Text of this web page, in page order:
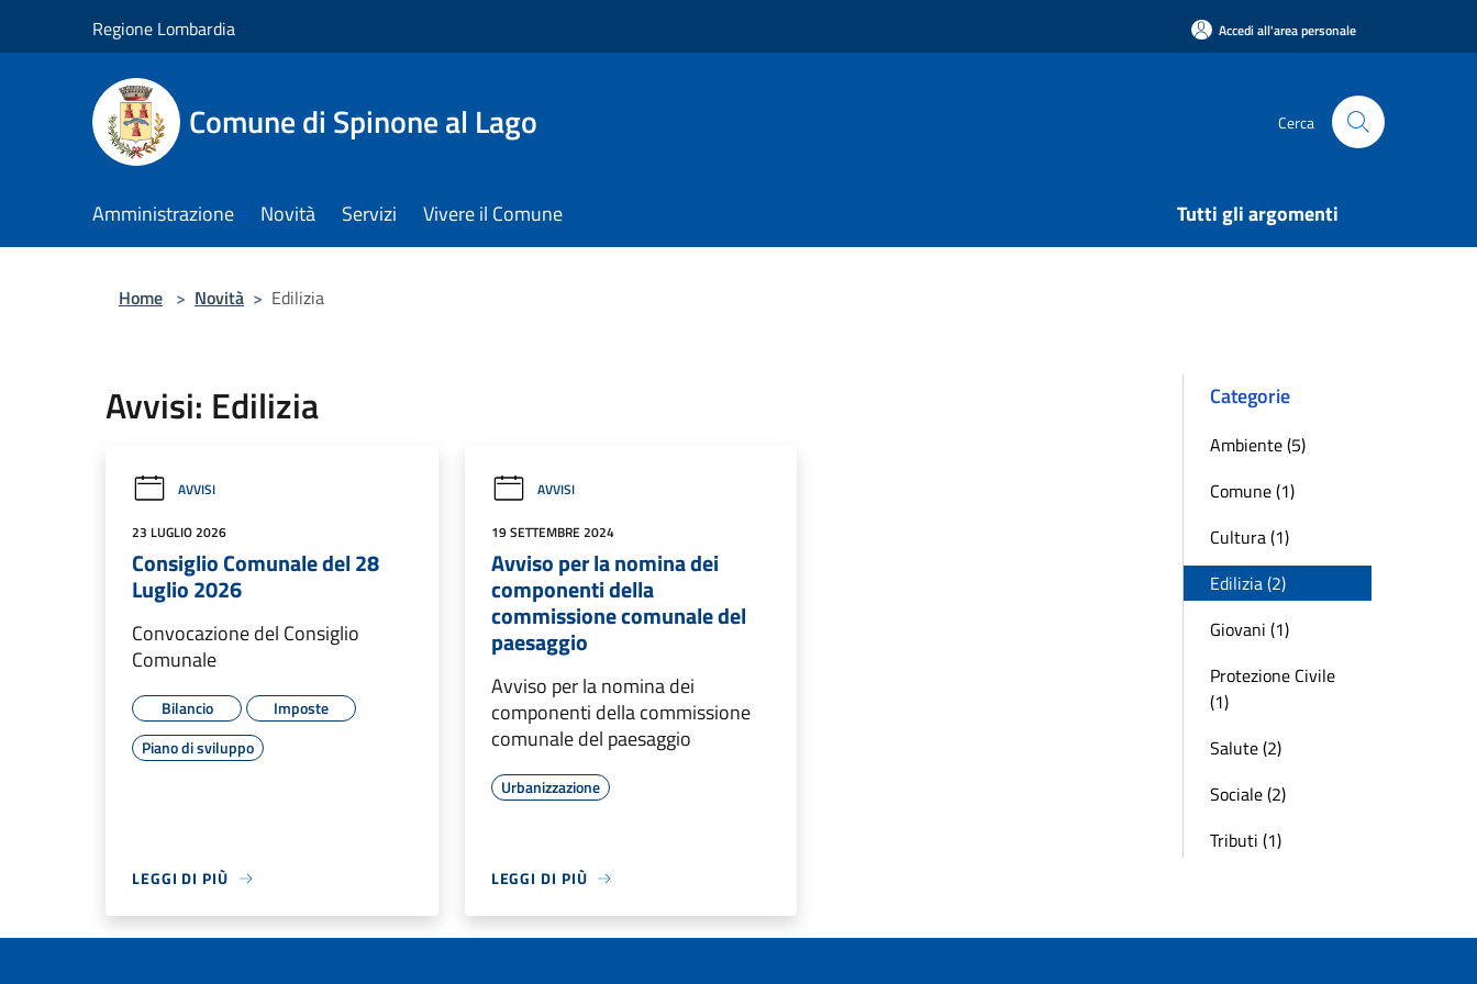
Regione Lombardia Accedi all'area personale
Comune di Spinone al Lago Cerca
Amministrazione Novità Servizi Vivere il Comune Tutti gli argomenti
Home > Novità > Edilizia
Avvisi: Edilizia
AVVISI
23 LUGLIO 2026
Consiglio Comunale del 28
Luglio 2026
Convocazione del Consiglio
Comunale
Bilancio
Imposte
Piano di sviluppo
LEGGI DI PIÙ
AVVISI
19 SETTEMBRE 2024
Avviso per la nomina dei
componenti della
commissione comunale del
paesaggio
Avviso per la nomina dei
componenti della commissione
comunale del paesaggio
Urbanizzazione
LEGGI DI PIÙ
Categorie
Ambiente (5)
Comune (1)
Cultura (1)
Edilizia (2)
Giovani (1)
Protezione Civile
(1)
Salute (2)
Sociale (2)
Tributi (1)